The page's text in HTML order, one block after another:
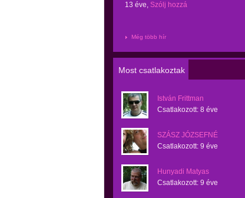
13 éve, Szólj hozzá
Még több hír
Most csatlakoztak
István Frittman
Csatlakozott: 8 éve
SZÁSZ JÓZSEFNÉ
Csatlakozott: 9 éve
Hunyadi Matyas
Csatlakozott: 9 éve